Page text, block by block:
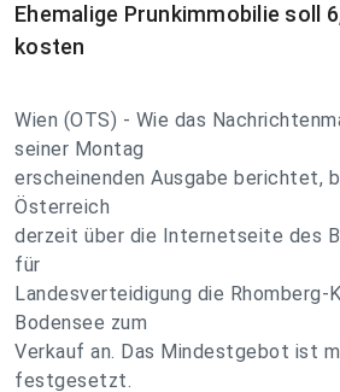
Ehemalige Prunkimmobilie soll
kosten
Wien (OTS) - Wie das
seiner Montag
erscheinenden Ausgabe berichtet,
Österreich
derzeit über die Internetseite des
für
Landesverteidigung die Rhomberg-
Bodensee zum
Verkauf an. Das Mindestgebot ist
festgesetzt.